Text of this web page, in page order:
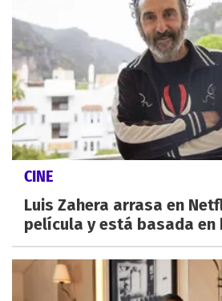
CINE
Luis Zahera arrasa en
película y está basada en